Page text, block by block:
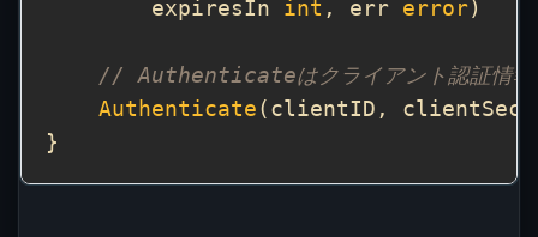
        expiresIn
int , err error
// Authenticateはクライアント認証情報
Authenticate (clientID,